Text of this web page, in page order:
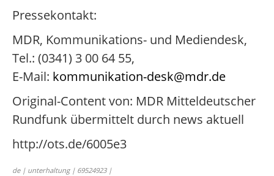
Pressekontakt:
MDR, Kommunikations- und Mediendesk,
Tel.: (0341) 3 00 64 55,
E-Mail: kommunikation-desk@mdr.de
Original-Content von: MDR Mitteldeutscher
Rundfunk übermittelt durch news aktuell
http://ots.de/6005e3
de | unterhaltung | 69524923 |